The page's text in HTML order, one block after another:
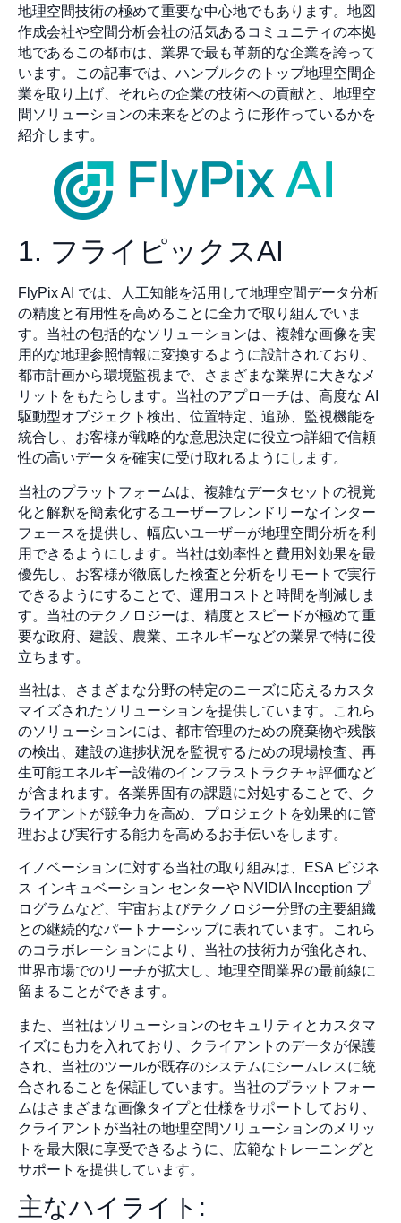
地理空間技術の極めて重要な中心地でもあります。地図
作成会社や空間分析会社の活気あるコミュニティの本拠
地であるこの都市は、業界で最も革新的な企業を誇って
います。この記事では、ハンブルクのトップ地理空間企
業を取り上げ、それらの企業の技術への貢献と、地理空
間ソリューションの未来をどのように形作っているかを
紹介します。
1. フライピックスAI
FlyPix AI では、人工知能を活用して地理空間データ分析
の精度と有用性を高めることに全力で取り組んでいま
す。当社の包括的なソリューションは、複雑な画像を実
用的な地理参照情報に変換するように設計されており、
都市計画から環境監視まで、さまざまな業界に大きなメ
リットをもたらします。当社のアプローチは、高度な AI
駆動型オブジェクト検出、位置特定、追跡、監視機能を
統合し、お客様が戦略的な意思決定に役立つ詳細で信頼
性の高いデータを確実に受け取れるようにします。
当社のプラットフォームは、複雑なデータセットの視覚
化と解釈を簡素化するユーザーフレンドリーなインター
フェースを提供し、幅広いユーザーが地理空間分析を利
用できるようにします。当社は効率性と費用対効果を最
優先し、お客様が徹底した検査と分析をリモートで実行
できるようにすることで、運用コストと時間を削減しま
す。当社のテクノロジーは、精度とスピードが極めて重
要な政府、建設、農業、エネルギーなどの業界で特に役
立ちます。
当社は、さまざまな分野の特定のニーズに応えるカスタ
マイズされたソリューションを提供しています。これら
のソリューションには、都市管理のための廃棄物や残骸
の検出、建設の進捗状況を監視するための現場検査、再
生可能エネルギー設備のインフラストラクチャ評価など
が含まれます。各業界固有の課題に対処することで、ク
ライアントが競争力を高め、プロジェクトを効果的に管
理および実行する能力を高めるお手伝いをします。
イノベーションに対する当社の取り組みは、ESA ビジネ
ス インキュベーション センターや NVIDIA Inception プ
ログラムなど、宇宙およびテクノロジー分野の主要組織
との継続的なパートナーシップに表れています。これら
のコラボレーションにより、当社の技術力が強化され、
世界市場でのリーチが拡大し、地理空間業界の最前線に
留まることができます。
また、当社はソリューションのセキュリティとカスタマ
イズにも力を入れており、クライアントのデータが保護
され、当社のツールが既存のシステムにシームレスに統
合されることを保証しています。当社のプラットフォー
ムはさまざまな画像タイプと仕様をサポートしており、
クライアントが当社の地理空間ソリューションのメリッ
トを最大限に享受できるように、広範なトレーニングと
サポートを提供しています。
主なハイライト: